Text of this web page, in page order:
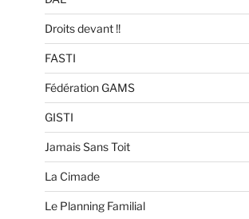
Droits devant !!
FASTI
Fédération GAMS
GISTI
Jamais Sans Toit
La Cimade
Le Planning Familial